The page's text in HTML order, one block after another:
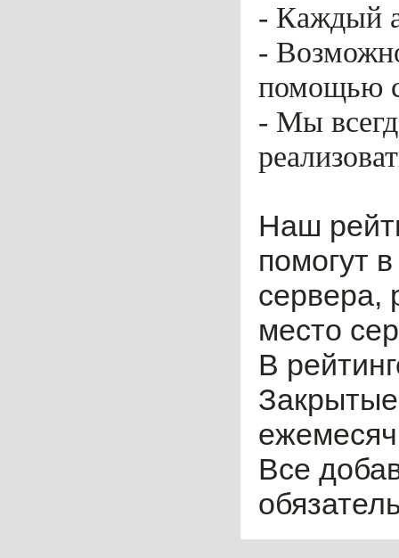
- Каждый
-
помощью
- Мы
Наш
помогут
сервера,
место
В
Все